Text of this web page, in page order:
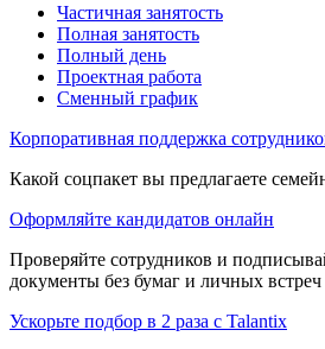
Частичная занятость
Полная занятость
Полный день
Проектная работа
Сменный график
Корпоративная поддержка
Какой соцпакет вы предлагаете
Оформляйте кандидатов онлайн
Проверяйте сотрудников и
документы без бумаг и личных встреч
Ускорьте подбор в 2 раза с Talantix